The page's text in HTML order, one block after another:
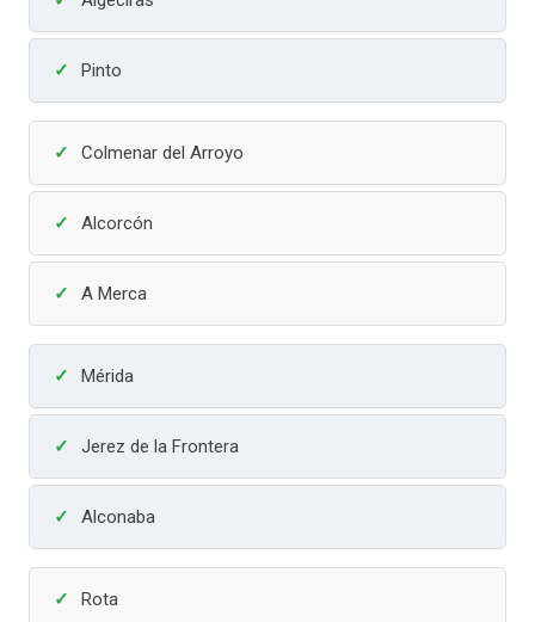
Pinto
Colmenar del Arroyo
Alcorcón
A Merca
Mérida
Jerez de la Frontera
Alconaba
Rota